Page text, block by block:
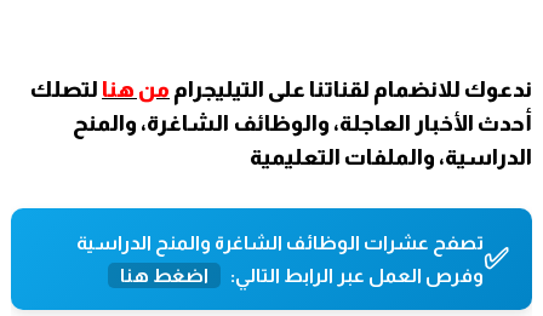
ندعوك للانضمام لقناتنا على التيليجرام من هنا لتصلك
أحدث الأخبار العاجلة، والوظائف الشاغرة، والمنح
الدراسية، والملفات التعليمية
✅تصفح عشرات الوظائف الشاغرة والمنح الدراسية
وفرص العمل عبر الرابط التالي:
اضغط هنا